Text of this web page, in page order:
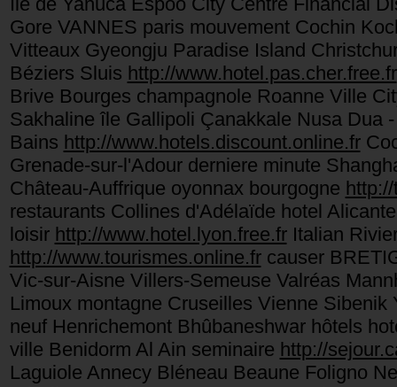
Gore VANNES paris mouvement Cochin
Vitteaux Gyeongju Paradise Island
Béziers Sluis http://www.hotel.pas.cher.free.fr
Brive Bourges champagnole Roanne Ville
Sakhaline île Gallipoli Çanakkale Nusa Dua
Bains http://www.hotels.discount.online.fr
Grenade-sur-l'Adour derniere minute
Château-Auffrique oyonnax bourgogne
restaurants Collines d'Adélaïde hotel
loisir http://www.hotel.lyon.free.frItalian
http://www.tourismes.online.frcauser
Vic-sur-Aisne Villers-Semeuse Valréas
Limoux montagne Cruseilles Vienne
neuf Henrichemont Bhûbaneshwar hôtels
ville Benidorm Al Ain seminaire http://
Laguiole Annecy Bléneau Beaune Foligno